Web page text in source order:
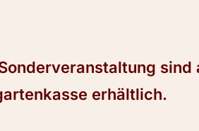
sind
erhältlich.